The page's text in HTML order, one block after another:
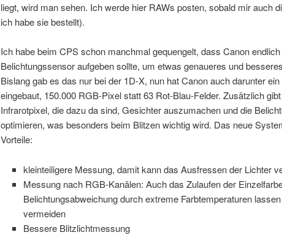
liegt, wird man sehen. Ich werde hier RAWs posten, sobald mir auch
ich habe sie bestellt).
Ich habe beim CPS schon manchmal gequengelt, dass Canon
Belichtungssensor aufgeben sollte, um etwas genaueres und
Bislang gab es das nur bei der 1D-X, nun hat Canon auch darunter
eingebaut, 150.000 RGB-Pixel statt 63 Rot-Blau-Felder. Zusätzlich
Infrarotpixel, die dazu da sind, Gesichter auszumachen und die
optimieren, was besonders beim Blitzen wichtig wird. Das neue
Vorteile:
kleinteiligere Messung, damit kann das Ausfressen der Lichter
Messung nach RGB-Kanälen: Auch das Zulaufen der
Belichtungsabweichung durch extreme Farbtemperaturen
vermeiden
Bessere Blitzlichtmessung